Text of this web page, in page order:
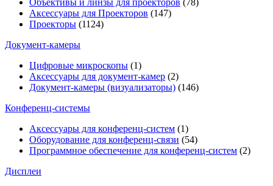
Объективы и линзы для проекторов (78)
Аксессуары для Проекторов (147)
Проекторы (1124)
Документ-камеры
Цифровые микроскопы (1)
Аксессуары для документ-камер (2)
Документ-камеры (визуализаторы) (146)
Конференц-системы
Аксессуары для конференц-систем (1)
Оборудование для конференц-связи (54)
Программное обеспечение для конференц-систем (2)
Дисплеи